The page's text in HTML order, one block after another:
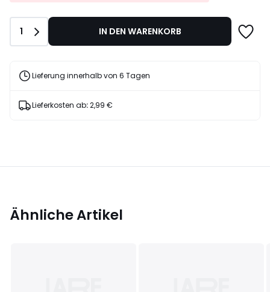
Rabatt
angewendet.
Code
LAST
Anzahl
1 IN DEN WARENKORB
Lieferung innerhalb von 6 Tagen
Lieferkosten ab:2,99 €
Ähnliche Artikel